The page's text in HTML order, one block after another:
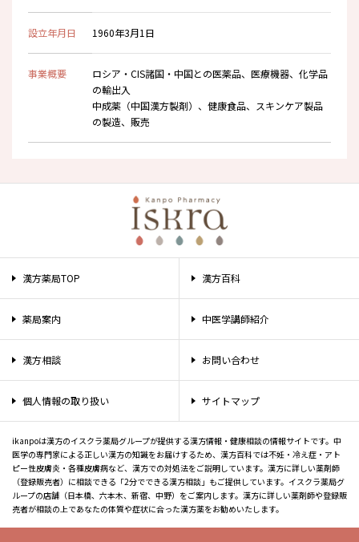
設立年月日 1960年3月1日
事業概要
ロシア・CIS諸国・中国との医薬品、医療機器、化学品
の輸出入
中成薬（中国漢方製剤）、健康食品、スキンケア製品
の製造、販売
漢方薬局TOP 漢方百科
薬局案内 中医学講師紹介
漢方相談 お問い合わせ
個人情報の取り扱い サイトマップ
ikanpoは漢方のイスクラ薬局グループが提供する漢方情報・健康相談の情報サイトです。中
医学の専門家による正しい漢方の知識をお届けするため、漢方百科では不妊・冷え症・アト
ピー性皮膚炎・各種皮膚病など、漢方での対処法をご説明しています。漢方に詳しい薬剤師
（登録販売者）に相談できる「2分でできる漢方相談」もご提供しています。イスクラ薬局グ
ループの店舗（日本橋、六本木、新宿、中野）をご案内します。漢方に詳しい薬剤師や登録販
売者が相談の上であなたの体質や症状に合った漢方薬をお勧めいたします。